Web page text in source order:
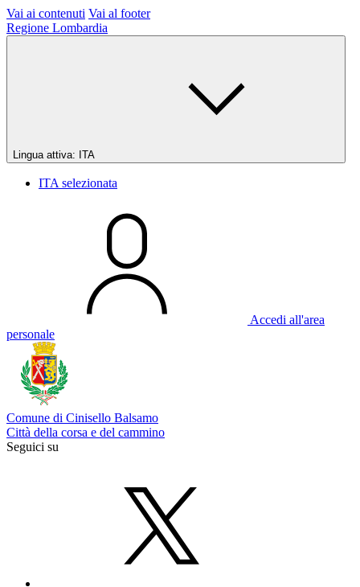
Vai ai contenuti Vai al footer
Regione Lombardia
Lingua attiva: ITA
ITA selezionata
Accedi all'area
personale
Comune di Cinisello Balsamo
Città della corsa e del cammino
Seguici su